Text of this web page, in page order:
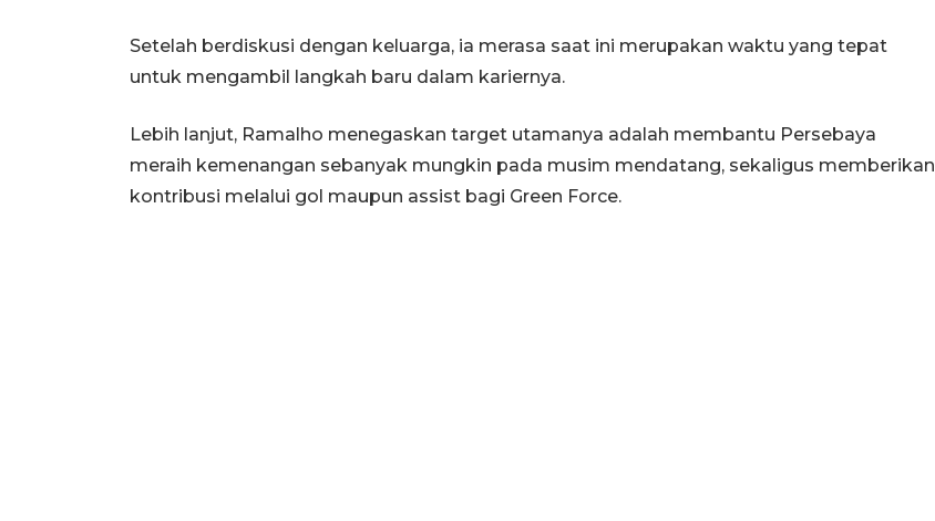
Setelah berdiskusi dengan keluarga, ia merasa saat ini merupakan waktu yang tepat
untuk mengambil langkah baru dalam kariernya.
Lebih lanjut, Ramalho menegaskan target utamanya adalah membantu Persebaya
meraih kemenangan sebanyak mungkin pada musim mendatang, sekaligus memberikan
kontribusi melalui gol maupun assist bagi Green Force.